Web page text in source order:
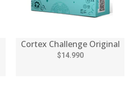
Cortex Challenge Original
$14.990